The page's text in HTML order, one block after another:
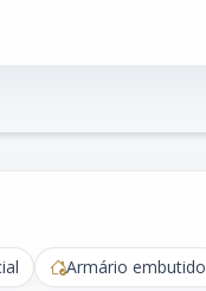
Armário embutido